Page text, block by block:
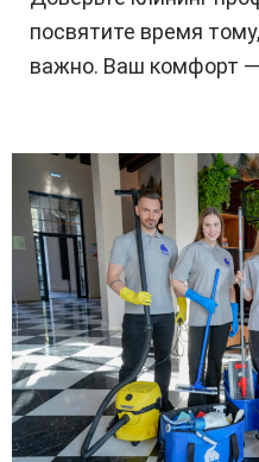
посвятите время
важно. Ваш комфорт